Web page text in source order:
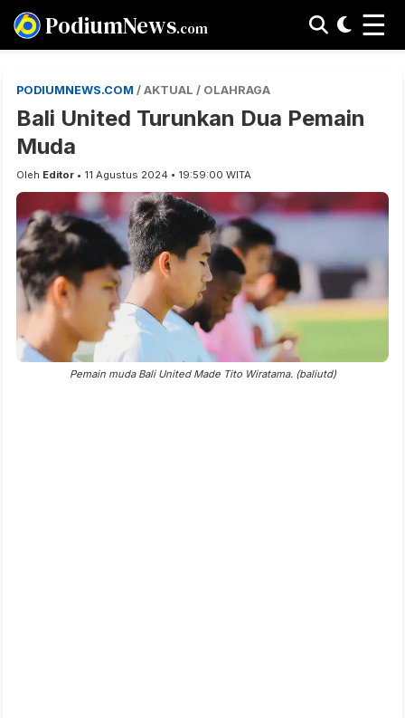
PodiumNews.com ☰
PODIUMNEWS.COM / AKTUAL / OLAHRAGA
Bali United Turunkan Dua Pemain
Muda
Oleh Editor • 11 Agustus 2024 • 19:59:00 WITA
Pemain muda Bali United Made Tito Wiratama. (baliutd)